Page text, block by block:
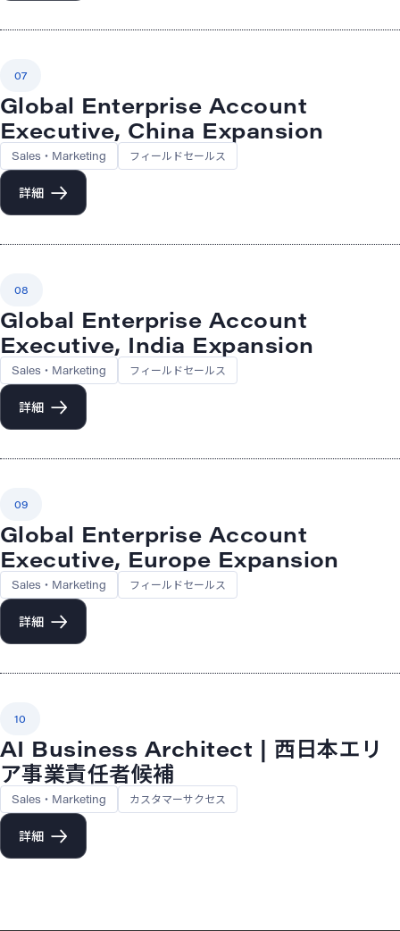
07
Global Enterprise Account
Executive, China Expansion
Sales・Marketing フィールドセールス
詳細
08
Global Enterprise Account
Executive, India Expansion
Sales・Marketing フィールドセールス
詳細
09
Global Enterprise Account
Executive, Europe Expansion
Sales・Marketing フィールドセールス
詳細
10
AI Business Architect | 西日本エリ
ア事業責任者候補
Sales・Marketing カスタマーサクセス
詳細